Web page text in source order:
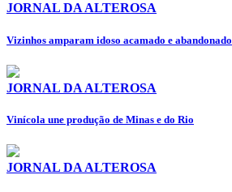
JORNAL DA ALTEROSA
Vizinhos amparam idoso acamado e abandonado
JORNAL DA ALTEROSA
Vinícola une produção de Minas e do Rio
JORNAL DA ALTEROSA